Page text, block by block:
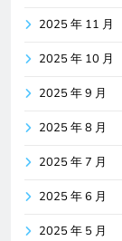
2025 年 11 月
2025 年 10 月
2025 年 9 月
2025 年 8 月
2025 年 7 月
2025 年 6 月
2025 年 5 月